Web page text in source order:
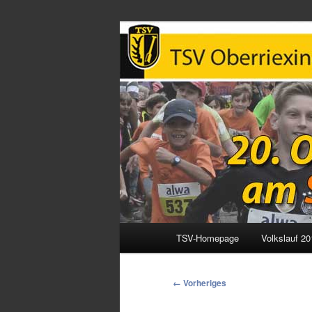
Zum
TSV-Homepage Volkslauf
Bilder-
← Vorheriges